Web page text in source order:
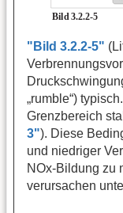
"Bild 3.2.2-5"
„rumble“)
Grenzbereich
3"). Diese
und niedriger
NOx-Bildung zu
verursachen